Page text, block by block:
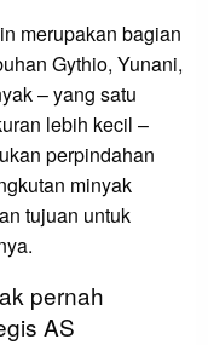
merupakan bagian
Gythio, Yunani,
– yang satu
lebih kecil –
perpindahan
minyak
tujuan untuk
pernah
AS